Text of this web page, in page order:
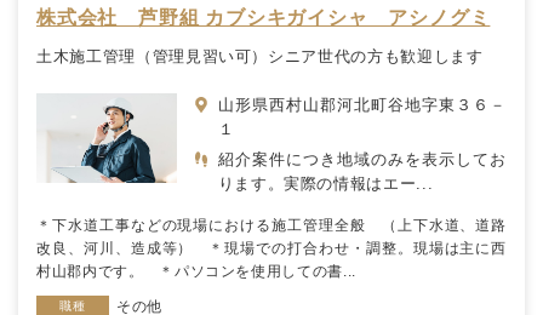
株式会社 芦野組 カブシキガイシャ アシノグミ
土木施工管理（管理見習い可）シニア世代の方も歓迎します
山形県西村山郡河北町谷地字東３６－
１
紹介案件につき地域のみを表示してお
ります。実際の情報はエー...
＊下水道工事などの現場における施工管理全般 （上下水道、道路
改良、河川、造成等） ＊現場での打合わせ・調整。現場は主に西
村山郡内です。 ＊パソコンを使用しての書...
職種 その他